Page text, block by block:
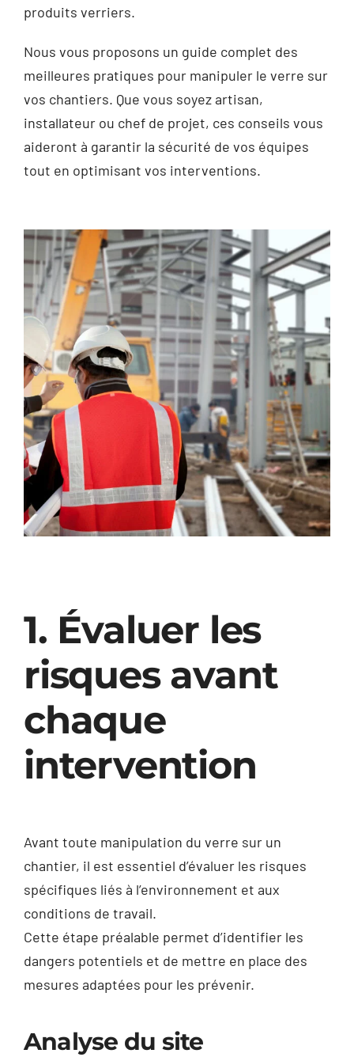
produits verriers.
Nous vous proposons un guide complet des
meilleures pratiques pour manipuler le verre sur
vos chantiers. Que vous soyez artisan,
installateur ou chef de projet, ces conseils vous
aideront à garantir la sécurité de vos équipes
tout en optimisant vos interventions.
1. Évaluer les
risques avant
chaque
intervention
Avant toute manipulation du verre sur un
chantier, il est essentiel d’évaluer les risques
spécifiques liés à l’environnement et aux
conditions de travail.
Cette étape préalable permet d’identifier les
dangers potentiels et de mettre en place des
mesures adaptées pour les prévenir.
Analyse du site